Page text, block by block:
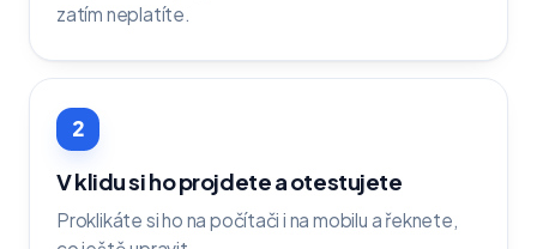
zatím neplatíte.
2
V klidu si ho projdete a otestujete
Proklikáte si ho na počítači i na mobilu a řeknete,